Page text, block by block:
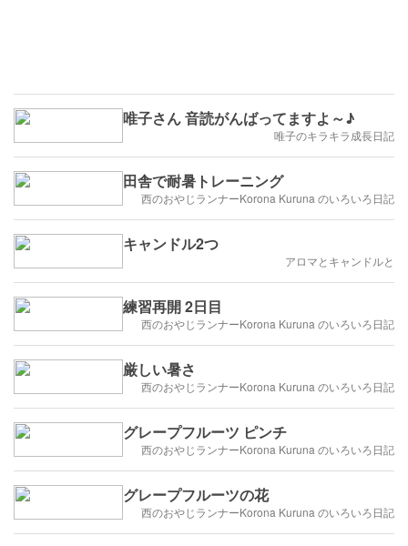
唯子さん 音読がんばってますよ～♪
唯子のキラキラ成長日記
田舎で耐暑トレーニング
西のおやじランナーKorona Kuruna のいろいろ日記
キャンドル2つ
アロマとキャンドルと
練習再開 2日目
西のおやじランナーKorona Kuruna のいろいろ日記
厳しい暑さ
西のおやじランナーKorona Kuruna のいろいろ日記
グレープフルーツ ピンチ
西のおやじランナーKorona Kuruna のいろいろ日記
グレープフルーツの花
西のおやじランナーKorona Kuruna のいろいろ日記